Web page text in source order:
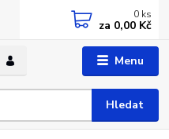
Menu
Hledat
0 ks
za 0,00 Kč